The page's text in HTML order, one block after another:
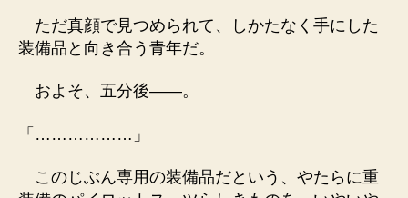
ただ真顔で見つめられて、しかたなく手にした
装備品と向き合う青年だ。
およそ、五分後――。
「………………」
このじぶん専用の装備品だという、やたらに重